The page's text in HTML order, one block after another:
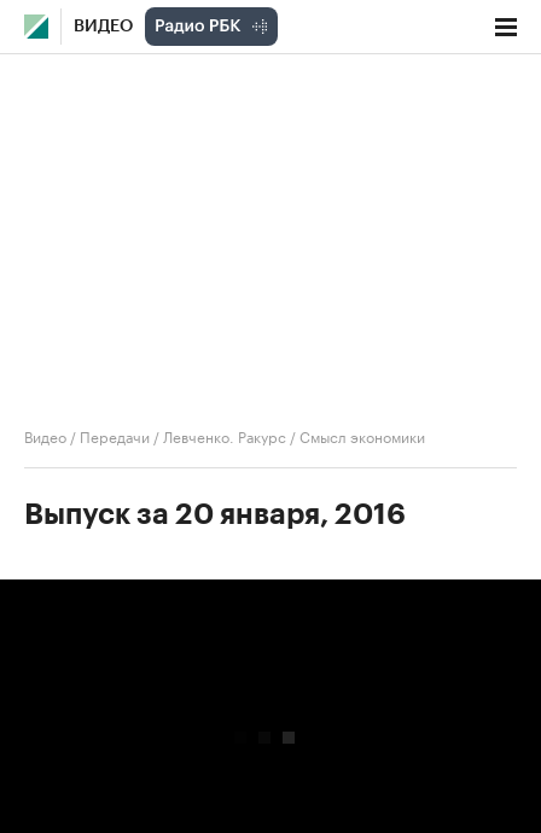
ВИДЕО
Видео / Передачи / Левченко. Ракурс /Смысл экономики
Выпуск за 20 января, 2016